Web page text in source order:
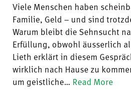
Viele Menschen haben
Familie, Geld – und sind
Warum bleibt die Sehnsucht
Erfüllung, obwohl äusserlich
Lieth erklärt in diesem
wirklich nach Hause zu
um geistliche… Read More